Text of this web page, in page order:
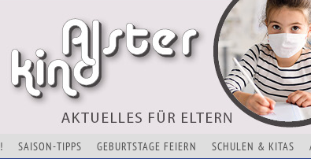
ALSTERKIND -
VERANSTALTUNGEN, KURSE,
Alles Neu - Infos zur Website
SAISON-TIPPS GEBURTSTAGE FEIERN SCHULEN & KITAS